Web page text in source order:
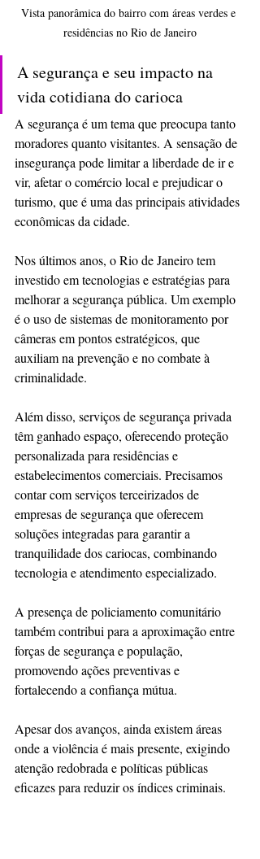
Vista panorâmica do bairro com áreas verdes e
residências no Rio de Janeiro
A segurança e seu impacto na
vida cotidiana do carioca
A segurança é um tema que preocupa tanto
moradores quanto visitantes. A sensação de
insegurança pode limitar a liberdade de ir e
vir, afetar o comércio local e prejudicar o
turismo, que é uma das principais atividades
econômicas da cidade.
Nos últimos anos, o Rio de Janeiro tem
investido em tecnologias e estratégias para
melhorar a segurança pública. Um exemplo
é o uso de sistemas de monitoramento por
câmeras em pontos estratégicos, que
auxiliam na prevenção e no combate à
criminalidade.
Além disso, serviços de segurança privada
têm ganhado espaço, oferecendo proteção
personalizada para residências e
estabelecimentos comerciais. Precisamos
contar com serviços terceirizados de
empresas de segurança que oferecem
soluções integradas para garantir a
tranquilidade dos cariocas, combinando
tecnologia e atendimento especializado.
A presença de policiamento comunitário
também contribui para a aproximação entre
forças de segurança e população,
promovendo ações preventivas e
fortalecendo a confiança mútua.
Apesar dos avanços, ainda existem áreas
onde a violência é mais presente, exigindo
atenção redobrada e políticas públicas
eficazes para reduzir os índices criminais.